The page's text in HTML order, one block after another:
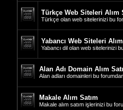
Türkçe Web Siteleri Alım
Türkçe olan web sitelerinizi bu
Yabancı Web Siteleri
Yabancı dil olan web sitelerinizi
Alan Adı Domain Alım
Alan adları domainleri bu
Makale Alım Satım
Makale alım satım işlerinizi bu